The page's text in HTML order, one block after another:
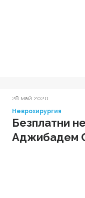
28 май 2020
Неврохирургия
Безплатни
Аджибадем